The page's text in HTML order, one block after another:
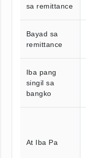
sa remittance
Bayad sa
remittance
Iba pang
singil sa
bangko
At Iba Pa